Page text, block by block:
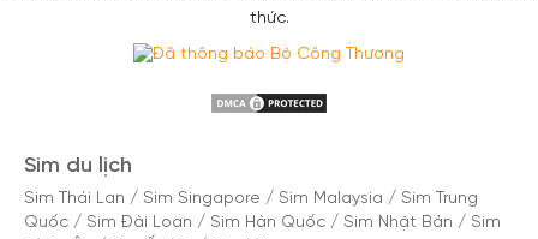
thức.
Sim du lịch
Sim Thái Lan / Sim Singapore / Sim Malaysia / Sim Trung
Quốc / Sim Đài Loan / Sim Hàn Quốc / Sim Nhật Bản / Sim